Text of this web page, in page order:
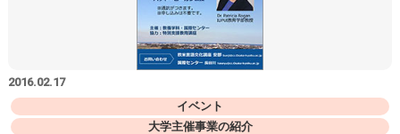
2016.02.17
イベント
大学主催事業の紹介